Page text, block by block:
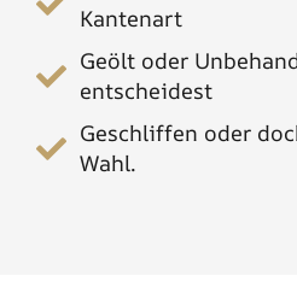
Kantenart
Geölt oder
entscheidest
Geschliffen oder
Wahl.